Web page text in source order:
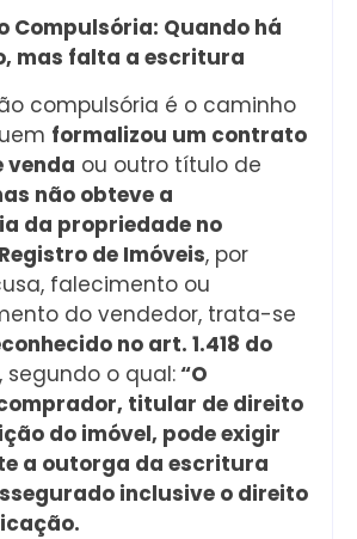
Compulsória: Quando há
mas falta a escritura
compulsória é o caminho
formalizou um contrato
venda ou outro título de
não obteve a
da propriedade no
de Imóveis, por
falecimento ou
do vendedor, trata-se
no art. 1.418 do
, segundo o qual:“O
titular de direito
do imóvel, pode exigir
a outorga da escritura
inclusive o direito